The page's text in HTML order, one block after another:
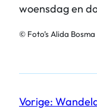
woensdag en
© Foto’s Alida Bosma
Vorige: